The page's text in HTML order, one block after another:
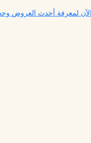
لمعرفة أحدث العروض